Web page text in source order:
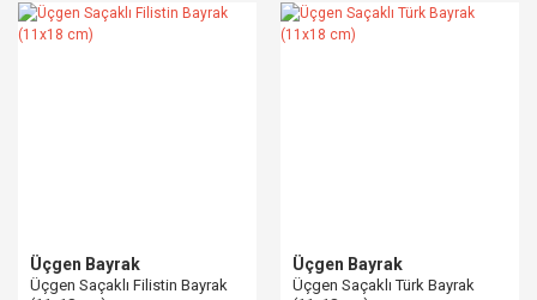
Üçgen Bayrak
Üçgen Saçaklı Filistin Bayrak
Üçgen Bayrak
Üçgen Saçaklı Türk Bayrak